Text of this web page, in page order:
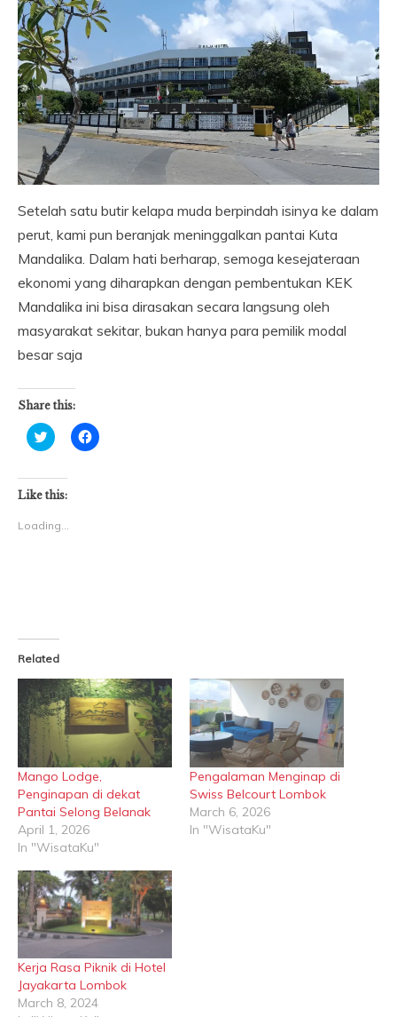
Setelah satu butir kelapa muda berpindah isinya ke dalam
perut, kami pun beranjak meninggalkan pantai Kuta
Mandalika. Dalam hati berharap, semoga kesejateraan
ekonomi yang diharapkan dengan pembentukan KEK
Mandalika ini bisa dirasakan secara langsung oleh
masyarakat sekitar, bukan hanya para pemilik modal
besar saja
Share this:
Click
to
Twitter
(Opens
in
window)
Click
to
Like this:
Loading...
Related
Mango Lodge,
Penginapan di dekat
Pantai Selong Belanak
April 1, 2026
In "WisataKu"
Pengalaman Menginap di
Swiss Belcourt Lombok
March 6, 2026
In "WisataKu"
Kerja Rasa Piknik di Hotel
Jayakarta Lombok
March 8, 2024